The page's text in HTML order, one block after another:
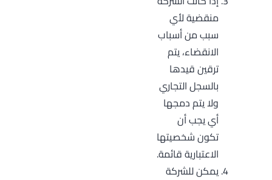
منقضية لأي
سبب من أسباب
الانقضاء، يتم
ترقين قيدها
بالسجل التجاري
ولا يتم دمجها
أي يجب أن
تكون شخصيتها
الاعتبارية قائمة.
يمكن للشركة